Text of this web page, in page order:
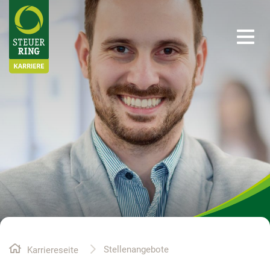
Ihre Möglichkeiten
Ihre Vorteile
Über uns
Karriereseite Stellenangebote